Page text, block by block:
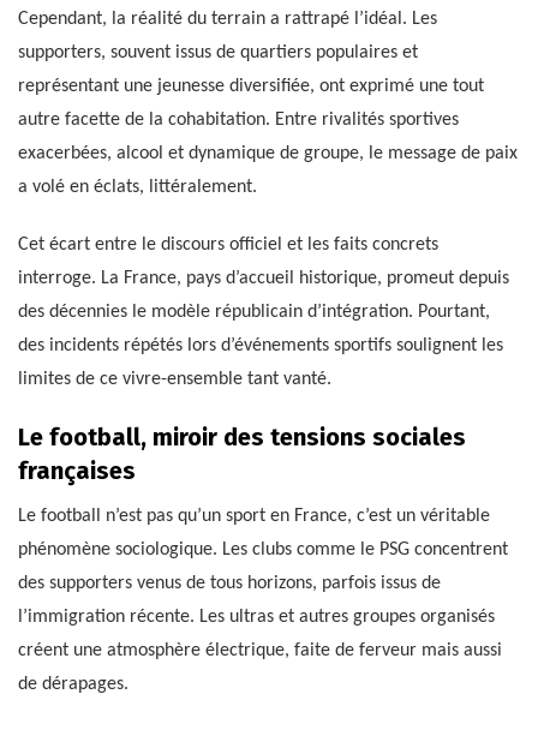
Cependant, la réalité du terrain a rattrapé l’idéal. Les
supporters, souvent issus de quartiers populaires et
représentant une jeunesse diversifiée, ont exprimé une tout
autre facette de la cohabitation. Entre rivalités sportives
exacerbées, alcool et dynamique de groupe, le message de paix
a volé en éclats, littéralement.
Cet écart entre le discours officiel et les faits concrets
interroge. La France, pays d’accueil historique, promeut depuis
des décennies le modèle républicain d’intégration. Pourtant,
des incidents répétés lors d’événements sportifs soulignent les
limites de ce vivre-ensemble tant vanté.
Le football, miroir des tensions sociales
françaises
Le football n’est pas qu’un sport en France, c’est un véritable
phénomène sociologique. Les clubs comme le PSG concentrent
des supporters venus de tous horizons, parfois issus de
l’immigration récente. Les ultras et autres groupes organisés
créent une atmosphère électrique, faite de ferveur mais aussi
de dérapages.